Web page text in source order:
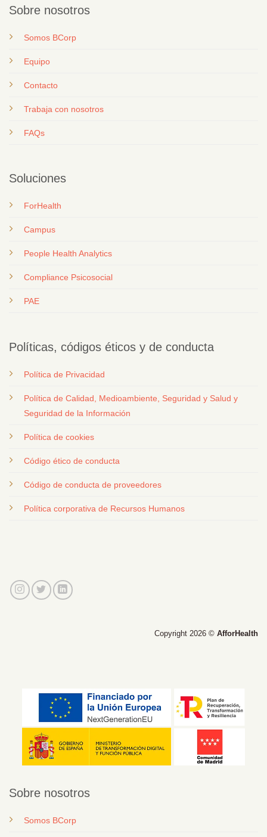
Sobre nosotros
Somos BCorp
Equipo
Contacto
Trabaja con nosotros
FAQs
Soluciones
ForHealth
Campus
People Health Analytics
Compliance Psicosocial
PAE
Políticas, códigos éticos y de conducta
Política de Privacidad
Política de Calidad, Medioambiente, Seguridad y Salud y
Seguridad de la Información
Política de cookies
Código ético de conducta
Código de conducta de proveedores
Política corporativa de Recursos Humanos
Copyright 2026 © AfforHealth
Sobre nosotros
Somos BCorp